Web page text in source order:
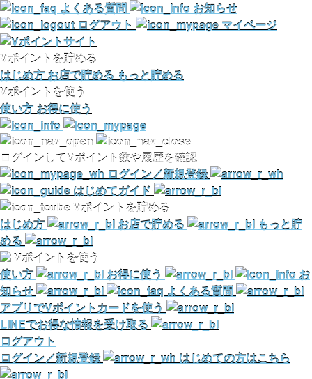
よくある質問
お知らせ
ログアウト
マイページ
Vポイントを貯める
はじめ方 お店で貯める もっと貯める
Vポイントを使う
使い方 お得に使う
ログインしてVポイント数や履歴を確認
ログイン／新規登録
はじめてガイド
Vポイントを貯める
はじめ方
お店で貯める
もっと貯
める
Vポイントを使う
使い方
お得に使う
お
知らせ
よくある質問
アプリでVポイントカードを使う
LINEでお得な情報を受け取る
ログアウト
ログイン／新規登録
はじめての方はこちら